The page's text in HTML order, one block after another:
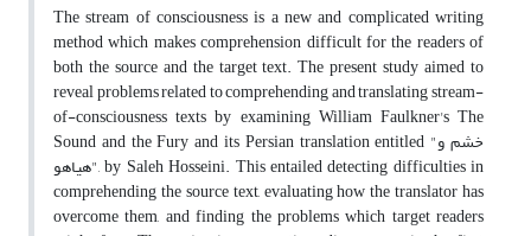
The stream of consciousness is a new and complicated writing
method which makes comprehension difficult for the readers of
both the source and the target text. The present study aimed to
reveal problems related to comprehending and translating stream-
of-consciousness texts by examining William Faulkner's The
Sound and the Fury and its Persian translation entitled "خشم و
هیاهو", by Saleh Hosseini. This entailed detecting difficulties in
comprehending the source text, evaluating how the translator has
overcome them, and finding the problems which target readers